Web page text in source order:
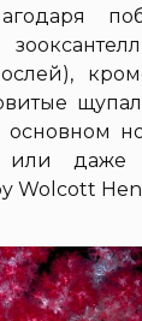
основном
или
Wolcott